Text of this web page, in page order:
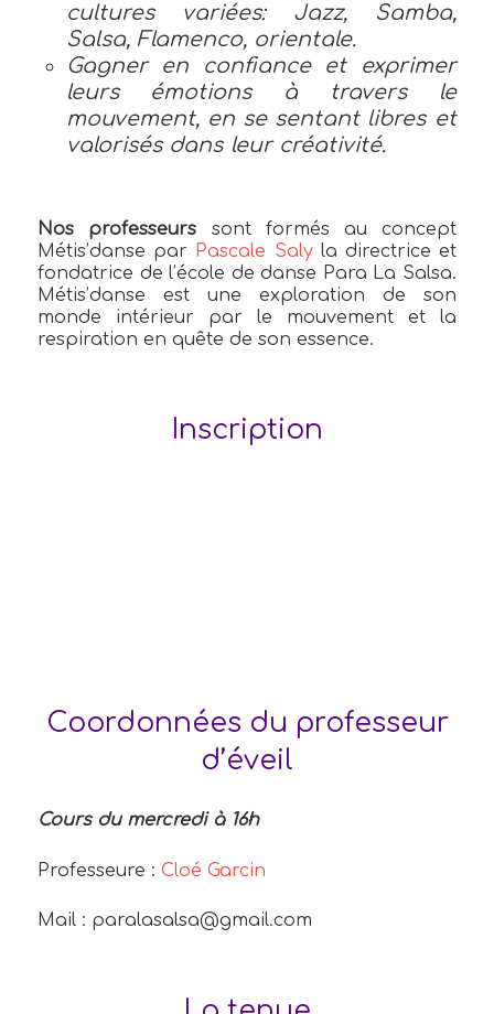
cultures variées: Jazz, Samba,
Salsa, Flamenco, orientale.
Gagner en confiance et exprimer
leurs émotions à travers le
mouvement, en se sentant libres et
valorisés dans leur créativité.
Nos professeurs sont formés au concept
Métis’danse par Pascale Salyla directrice et
fondatrice de l’école de danse Para La Salsa.
Métis’danse est une exploration de son
monde intérieur par le mouvement et la
respiration en quête de son essence.
Inscription
Coordonnées du professeur
d’éveil
Cours du mercredi à 16h
Professeure :Cloé Garcin
Mail : paralasalsa@gmail.com